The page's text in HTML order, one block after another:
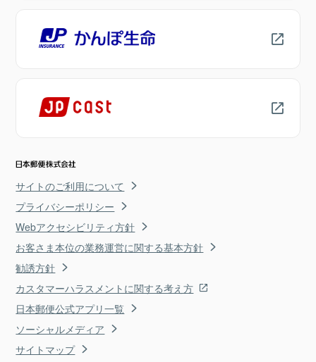
サイトのご利用について
プライバシーポリシー
Webアクセシビリティ方針
お客さま本位の業務運営に関する基本方針
勧誘方針
カスタマーハラスメントに関する考え方
日本郵便公式アプリ一覧
ソーシャルメディア
サイトマップ